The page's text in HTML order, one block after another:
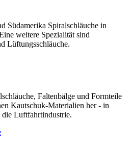
Südamerika Spiralschläuche in
weitere Spezialität sind
Lüftungsschläuche.
Faltenbälge und Formteile
Kautschuk-Materialien her - in
Luftfahrtindustrie.